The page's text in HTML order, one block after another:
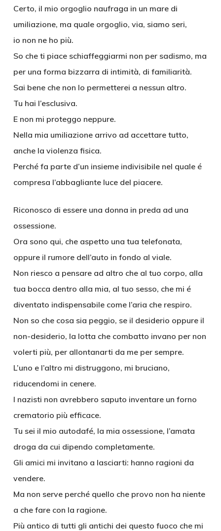
Certo, il mio orgoglio naufraga in un mare di
umiliazione, ma quale orgoglio, via, siamo seri,
io non ne ho più.
So che ti piace schiaffeggiarmi non per sadismo, ma
per una forma bizzarra di intimità, di familiarità.
Sai bene che non lo permetterei a nessun altro.
Tu hai l’esclusiva.
E non mi proteggo neppure.
Nella mia umiliazione arrivo ad accettare tutto,
anche la violenza fisica.
Perché fa parte d’un insieme indivisibile nel quale é
compresa l’abbagliante luce del piacere.
Riconosco di essere una donna in preda ad una
ossessione.
Ora sono qui, che aspetto una tua telefonata,
oppure il rumore dell’auto in fondo al viale.
Non riesco a pensare ad altro che al tuo corpo, alla
tua bocca dentro alla mia, al tuo sesso, che mi é
diventato indispensabile come l’aria che respiro.
Non so che cosa sia peggio, se il desiderio oppure il
non-desiderio, la lotta che combatto invano per non
volerti più, per allontanarti da me per sempre.
L’uno e l’altro mi distruggono, mi bruciano,
riducendomi in cenere.
I nazisti non avrebbero saputo inventare un forno
crematorio più efficace.
Tu sei il mio autodafé, la mia ossessione, l’amata
droga da cui dipendo completamente.
Gli amici mi invitano a lasciarti: hanno ragioni da
vendere.
Ma non serve perché quello che provo non ha niente
a che fare con la ragione.
Più antico di tutti gli antichi dei questo fuoco che mi